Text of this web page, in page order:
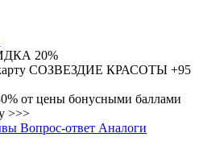
20%
карту СОЗВЕЗДИЕ КРАСОТЫ +95
от цены бонусными баллами
>>>
Вопрос-ответ Аналоги